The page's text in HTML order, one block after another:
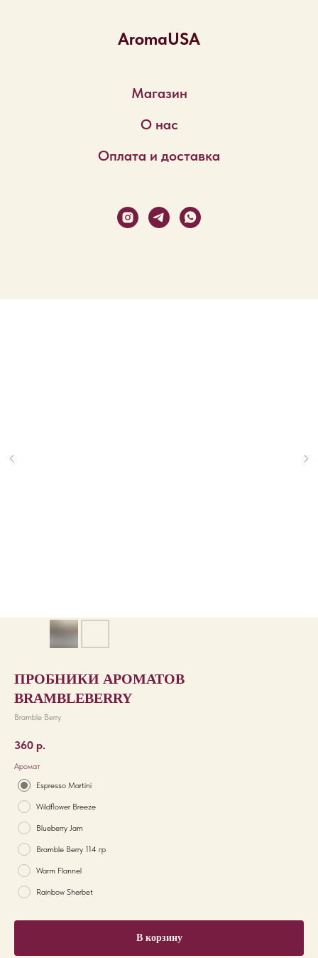
AromaUSA
Магазин
О нас
Оплата и доставка
ПРОБНИКИ АРОМАТОВ
BRAMBLEBERRY
Bramble Berry
360 р.
Аромат
Espresso Martini
Wildflower Breeze
Blueberry Jam
Bramble Berry 114 гр
Warm Flannel
Rainbow Sherbet
В корзину